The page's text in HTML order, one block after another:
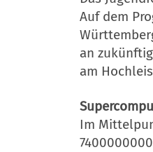
Auf dem
an
am
Im